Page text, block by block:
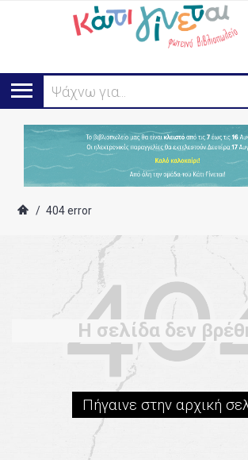
Ψάχνω για...
/ 404 error
Η σελίδα δεν
Πήγαινε στην αρχική